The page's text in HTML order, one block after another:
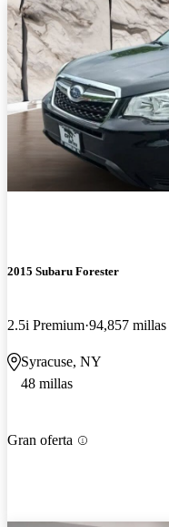
2015 Subaru Forester
2.5i Premium 94,857 millas
Syracuse, NY
48 millas
Gran oferta